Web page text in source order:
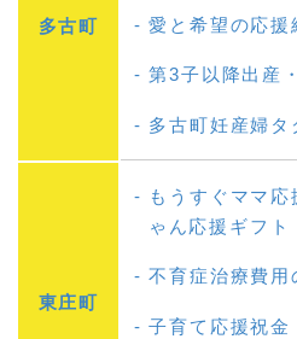
多古町 愛と希望の応援
第3子以降出産
多古町妊産婦タ
東庄町
もうすぐママ
ゃん応援ギフト
不育症治療費用
子育て応援祝金